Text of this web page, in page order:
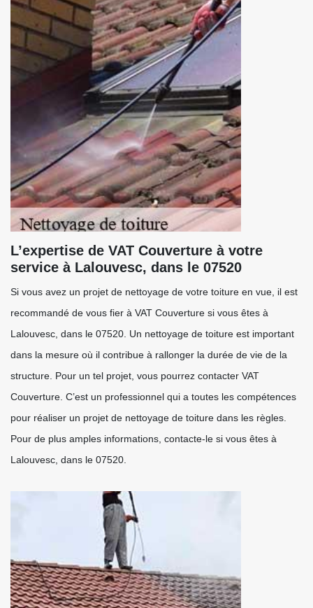
L’expertise de VAT Couverture à votre
service à Lalouvesc, dans le 07520
Si vous avez un projet de nettoyage de votre toiture en vue, il est
recommandé de vous fier à VAT Couverture si vous êtes à
Lalouvesc, dans le 07520. Un nettoyage de toiture est important
dans la mesure où il contribue à rallonger la durée de vie de la
structure. Pour un tel projet, vous pourrez contacter VAT
Couverture. C’est un professionnel qui a toutes les compétences
pour réaliser un projet de nettoyage de toiture dans les règles.
Pour de plus amples informations, contacte-le si vous êtes à
Lalouvesc, dans le 07520.